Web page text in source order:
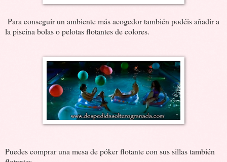
Para conseguir un ambiente más acogedor también podéis añadir a
la piscina bolas o pelotas flotantes de colores.
Puedes comprar una mesa de póker flotante con sus sillas también